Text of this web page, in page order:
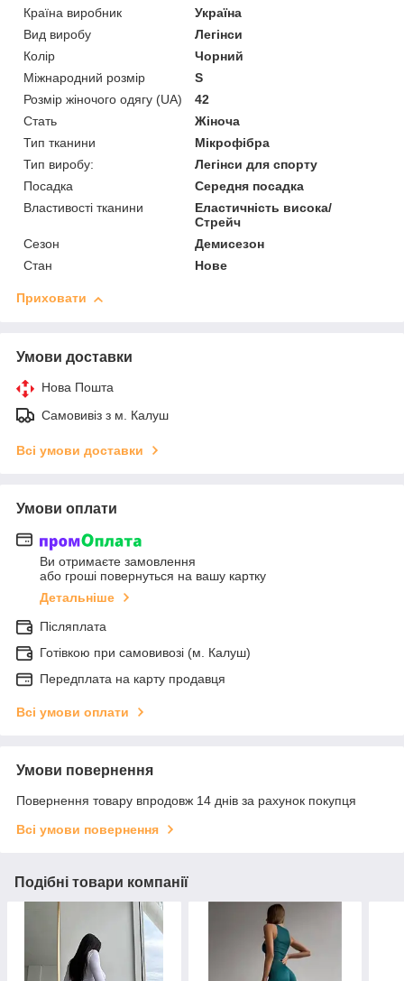
Країна виробник
Україна
Вид виробу
Легінси
Колір
Чорний
Міжнародний розмір
S
Розмір жіночого одягу (UA)
42
Стать
Жіноча
Тип тканини
Мікрофібра
Тип виробу:
Легінси для спорту
Посадка
Середня посадка
Властивості тканини
Еластичність висока/
Стрейч
Сезон
Демисезон
Стан
Нове
Приховати
Умови доставки
Нова Пошта
Самовивіз з м. Калуш
Всі умови доставки
Умови оплати
Ви отримаєте замовлення
або гроші повернуться на вашу картку
Детальніше
Післяплата
Готівкою при самовивозі (м. Калуш)
Передплата на карту продавця
Всі умови оплати
Умови повернення
Повернення товару впродовж 14 днів за рахунок покупця
Всі умови повернення
Подібні товари компанії